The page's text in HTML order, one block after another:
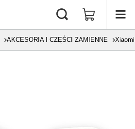
AKCESORIA I CZĘŚCI ZAMIENNE Xiaomi